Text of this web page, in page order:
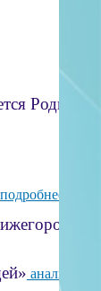
Родина»
подробнее